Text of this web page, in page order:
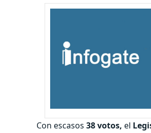
Con escasos 38 votos, el